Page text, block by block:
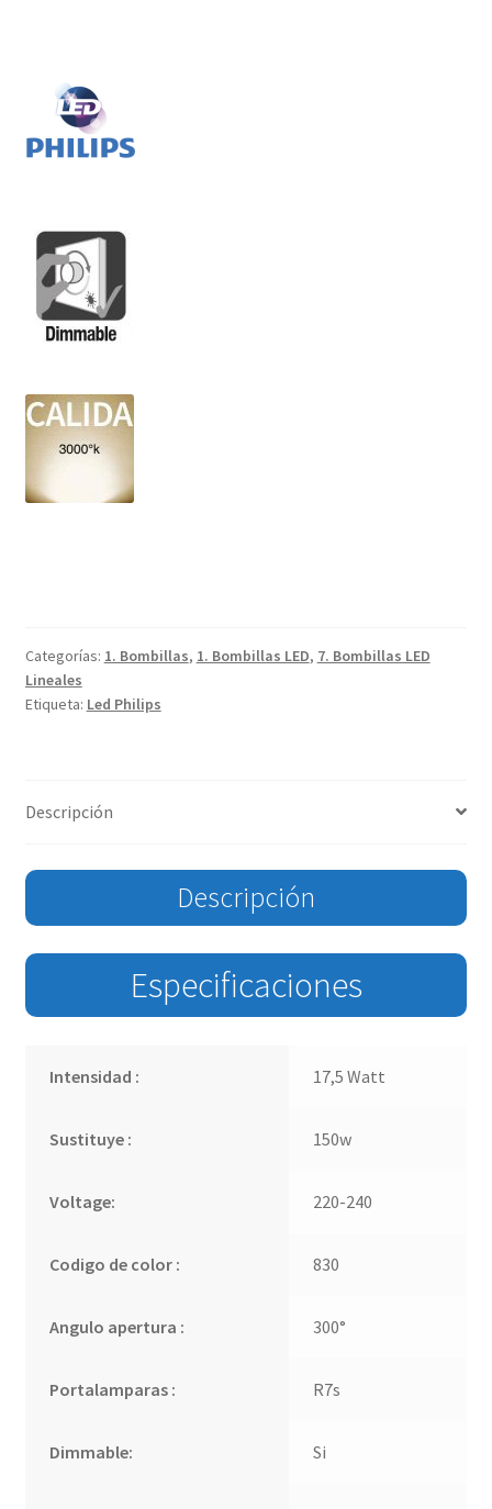
Categorías: 1. Bombillas, 1. Bombillas LED, 7. Bombillas LED
Lineales
Etiqueta: Led Philips
Descripción
Descripción
Especificaciones
Intensidad : 17,5 Watt
Sustituye : 150w
Voltage: 220-240
Codigo de color : 830
Angulo apertura : 300°
Portalamparas : R7s
Dimmable: Si